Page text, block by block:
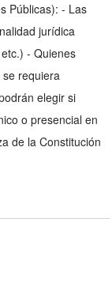
Públicas): - Las
jurídica
- Quienes
requiera
elegir si
o presencial en
de la Constitución